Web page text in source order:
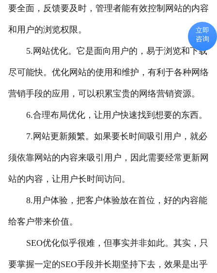
要全面，反馈要及时，管理者能有效控制网站的内容
和用户的浏览权限。
5.网站优化。它是面向用户的，易于浏览和下载
尽可能快。优化网站的使用和维护，有利于各种网络
营销手段的应用，可以积累宝贵的网络营销资源。
6.合理布局优化，让用户快速找到想要的东西。
7.网站更新频繁。如果要长时间吸引用户，就必
须依靠网站的内容来吸引用户，因此需要经常更新网
站的内容，让用户长时间访问。
8.用户体验，把客户体验放在首位，好的内容能
给客户带来价值。
SEO优化似乎很难，但事实并非如此。其实，只
要掌握一定的SEO手段并长期坚持下去，效果是出乎
立即
咨询